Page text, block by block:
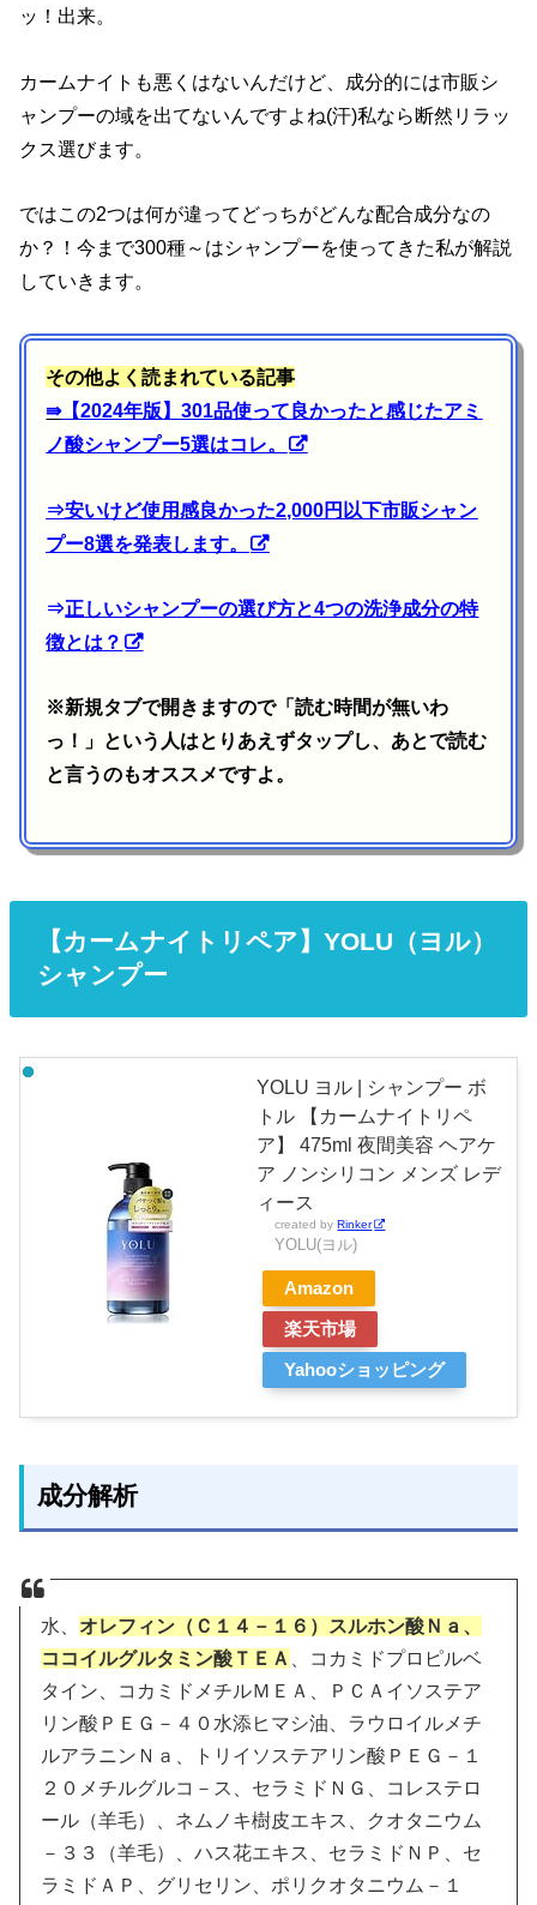
ッ！出来。
カームナイトも悪くはないんだけど、成分的には市販シ
ャンプーの域を出てないんですよね(汗)私なら断然リラッ
クス選びます。
ではこの2つは何が違ってどっちがどんな配合成分なの
か？！今まで300種～はシャンプーを使ってきた私が解説
していきます。
その他よく読まれている記事
⇛【2024年版】301品使って良かったと感じたアミ
ノ酸シャンプー5選はコレ。
⇒安いけど使用感良かった2,000円以下市販シャン
プー8選を発表します。
⇒正しいシャンプーの選び方と4つの洗浄成分の特
徴とは？
※新規タブで開きますので「読む時間が無いわ
っ！」という人はとりあえずタップし、あとで読む
と言うのもオススメですよ。
【カームナイトリペア】YOLU（ヨル）
シャンプー
YOLU ヨル | シャンプー ボ
トル 【カームナイトリペ
ア】 475ml 夜間美容 ヘアケ
ア ノンシリコン メンズ レデ
ィース
created byRinker
YOLU(ヨル)
Amazon
楽天市場
Yahooショッピング
成分解析
水、 オレフィン（Ｃ１４－１６）スルホン酸Ｎａ、
ココイルグルタミン酸ＴＥＡ
、コカミドプロピルベ
タイン、コカミドメチルＭＥＡ、ＰＣＡイソステア
リン酸ＰＥＧ－４０水添ヒマシ油、ラウロイルメチ
ルアラニンＮａ、トリイソステアリン酸ＰＥＧ－１
２０メチルグルコ－ス、セラミドＮＧ、コレステロ
ール（羊毛）、ネムノキ樹皮エキス、クオタニウム
－３３（羊毛）、ハス花エキス、セラミドＮＰ、セ
ラミドＡＰ、グリセリン、ポリクオタニウム－１